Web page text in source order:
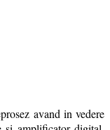
avand in vedere